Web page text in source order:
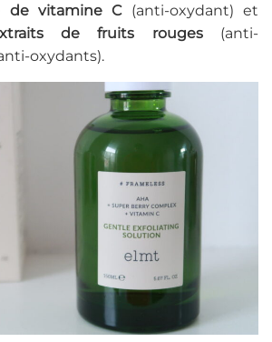
de vitamine C(anti-oxydant) et
de fruits rouges(anti-
oxydants).